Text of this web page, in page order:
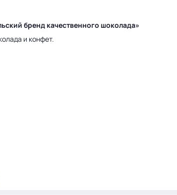
бренд качественного шоколада»
и конфет.